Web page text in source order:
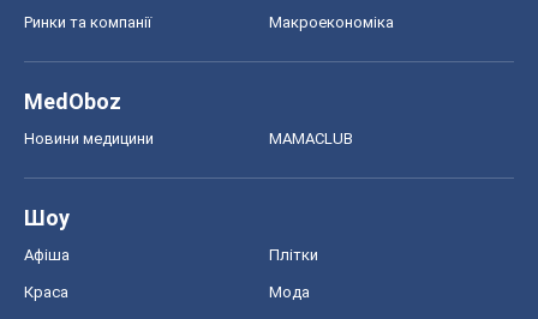
Ринки та компанії Макроекономіка
MedOboz
Новини медицини MAMACLUB
Шоу
Афіша Плітки
Краса Мода